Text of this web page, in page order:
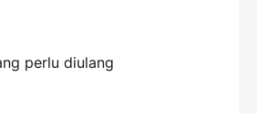
perlu diulang